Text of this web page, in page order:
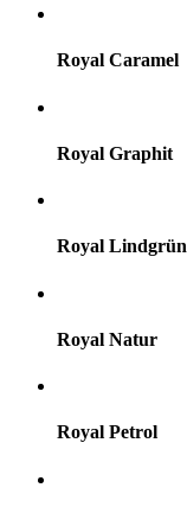
Royal Caramel
Royal Graphit
Royal Lindgrün
Royal Natur
Royal Petrol